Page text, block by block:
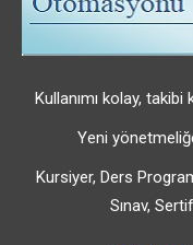
Kullanımı kolay,
Yeni
Kursiyer, Ders
Sınav,